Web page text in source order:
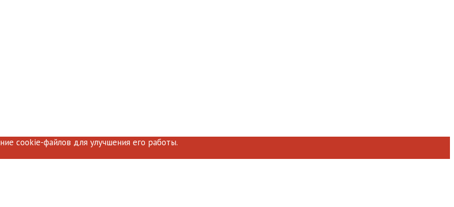
cookie-файлов для улучшения его работы.